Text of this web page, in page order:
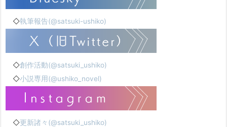
◇執筆報告(@satsuki-ushiko)
◇創作活動(@satsuki_ushiko)
◇小説専用(@ushiko_novel)
◇更新諸々(@satsuki_ushiko)